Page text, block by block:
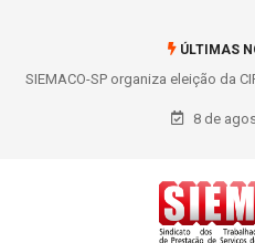
ÚLTIMAS
SIEMACO-SP organiza eleição da
Lapa e fortalece
8 de